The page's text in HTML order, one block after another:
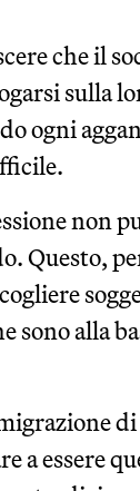
che il
sulla
ogni
non
Questo,
sono alla
a essere